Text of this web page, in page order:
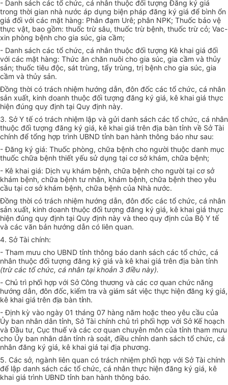
- Danh sách các tổ chức, cá nhân thuộc đối tượng Đăng ký giá
trong thời gian nhà nước áp dụng biện pháp đăng ký giá để bình ổn
giá đối với các mặt hàng: Phân đạm Urê; phân NPK; Thuốc bảo vệ
thực vật, bao gồm: thuốc trừ sâu, thuốc trừ bệnh, thuốc trừ cỏ; Vac-
xin phòng bệnh cho gia súc, gia cầm;
- Danh sách các tổ chức, cá nhân thuộc đối tượng Kê khai giá đối
với các mặt hàng: Thức ăn chăn nuôi cho gia súc, gia cầm và thủy
sản; thuốc tiêu độc, sát trùng, tẩy trùng, trị bệnh cho gia súc, gia
cầm và thủy sản.
Đồng thời có trách nhiệm hướng dẫn, đôn đốc các tổ chức, cá nhân
sản xuất, kinh doanh thuộc đối tượng đăng ký giá, kê khai giá thực
hiện đúng quy định tại Quy định này.
3. Sở Y tế có trách nhiệm lập và gửi danh sách các tổ chức, cá nhân
thuộc đối tượng đăng ký giá, kê khai giá trên địa bàn tỉnh về Sở Tài
chính để tổng hợp trình UBND tỉnh ban hành thông báo như sau:
- Đăng ký giá: Thuốc phòng, chữa bệnh cho người thuộc danh mục
thuốc chữa bệnh thiết yếu sử dụng tại cơ sở khám, chữa bệnh;
- Kê khai giá: Dịch vụ khám bệnh, chữa bệnh cho người tại cơ sở
khám bệnh, chữa bệnh tư nhân, khám bệnh, chữa bệnh theo yêu
cầu tại cơ sở khám bệnh, chữa bệnh của Nhà nước.
Đồng thời có trách nhiệm hướng dẫn, đôn đốc các tổ chức, cá nhân
sản xuất, kinh doanh thuộc đối tượng đăng ký giá, kê khai giá thực
hiện đúng quy định tại Quy định này và theo quy định của Bộ Y tế
và các văn bản hướng dẫn có liên quan.
4. Sở Tài chính:
- Tham mưu cho UBND tỉnh thông báo danh sách các tổ chức, cá
nhân thuộc đối tượng đăng ký giá và kê khai giá trên địa bàn tỉnh
(trừ các tổ chức, cá nhân tại khoản 3 điều này).
- Chủ trì phối hợp với Sở Công thương và các cơ quan chức năng
hướng dẫn, đôn đốc, kiểm tra và giám sát việc thực hiện đăng ký giá,
kê khai giá trên địa bàn tỉnh.
-Định kỳ vào ngày 01 tháng 07 hàng năm hoặc theo yêu cầu của
Ủy ban nhân dân tỉnh, Sở Tài chính chủ trì phối hợp với Sở Kế hoạch
và Đầu tư, Cục thuế và các cơ quan chuyên môn của tỉnh tham mưu
cho Ủy ban nhân dân tỉnh rà soát, điều chỉnh danh sách tổ chức, cá
nhân đăng ký giá, kê khai giá tại địa phương.
5. Các sở, ngành liên quan có trách nhiệm phối hợp với Sở Tài chính
để lập danh sách các tổ chức, cá nhân thực hiện đăng ký giá, kê
khai giá trình UBND tỉnh ban hành thông báo.